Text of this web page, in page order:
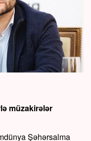
müzakirələr
Şəhərsalma